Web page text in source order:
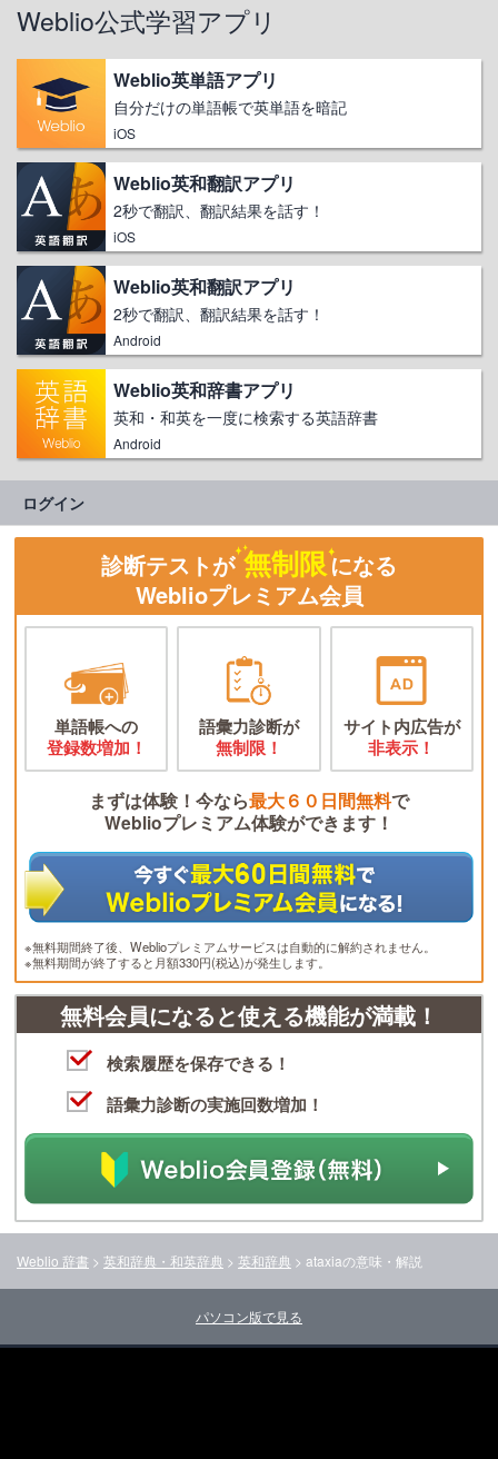
Weblio公式学習アプリ
Weblio英単語アプリ
自分だけの単語帳で英単語を暗記
iOS
Weblio英和翻訳アプリ
2秒で翻訳、翻訳結果を話す！
iOS
Weblio英和翻訳アプリ
2秒で翻訳、翻訳結果を話す！
Android
Weblio英和辞書アプリ
英和・和英を一度に検索する英語辞書
Android
ログイン
診断テストが 無制限になる
Weblioプレミアム会員
単語帳への
登録数増加！
語彙力診断が
無制限！
サイト内広告が
非表示！
まずは体験！今なら最大６０日間無料で
Weblioプレミアム体験ができます！
※無料期間終了後、Weblioプレミアムサービスは自動的に解約されません。
※無料期間が終了すると月額330円(税込)が発生します。
無料会員になると使える機能が満載！
検索履歴を保存できる！
語彙力診断の実施回数増加！
Weblio 辞書 > 英和辞典・和英辞典 > 英和辞典 > ataxiaの意味・解説
パソコン版で見る